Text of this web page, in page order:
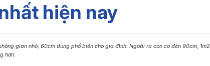
Đèn LED Âm Bậc Cầu
Thang
Đèn LED Đọc Sách
hiện nay
gian nhỏ, 60cm dùng phổ biến cho gia đình. Ngoài ra còn có đèn 90cm,
hơn.